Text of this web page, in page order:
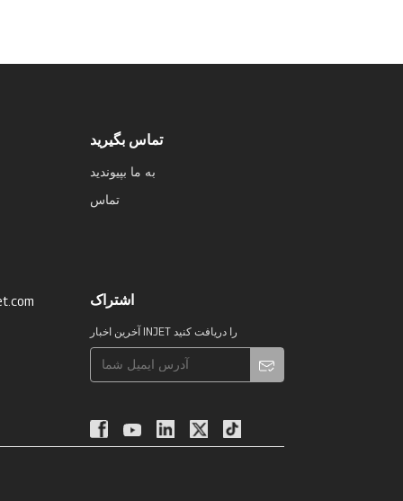
تماس بگیرید
به ما بپیوندید
تماس
اشتراک
آخرین اخبار INJET را دریافت کنید